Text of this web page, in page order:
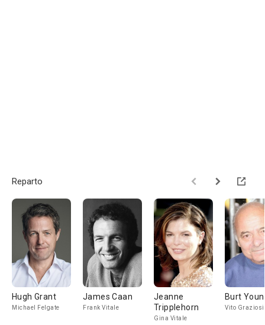
Reparto
Hugh Grant
Michael Felgate
James Caan
Frank Vitale
Jeanne
Tripplehorn
Gina Vitale
Burt
Vito Graziosi